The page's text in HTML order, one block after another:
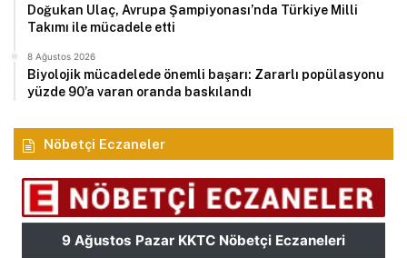
Doğukan Ulaç, Avrupa Şampiyonası’nda Türkiye Milli
Takımı ile mücadele etti
8 Ağustos 2026
Biyolojik mücadelede önemli başarı: Zararlı popülasyonu
yüzde 90’a varan oranda baskılandı
Nöbetçi Eczaneler